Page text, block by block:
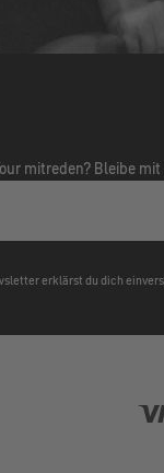
mitreden? Bleibe
erklärst du dich